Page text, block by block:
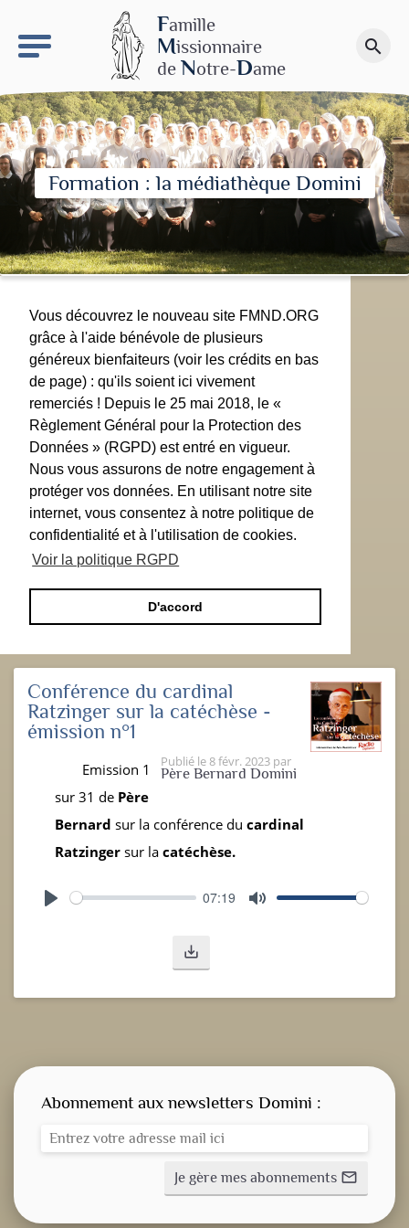
Famille
Missionnaire
de Notre-Dame
search
Faire un don
Formation : la médiathèque Domini
Vous découvrez le nouveau site FMND.ORG
grâce à l'aide bénévole de plusieurs
généreux bienfaiteurs (voir les crédits en bas
de page) : qu'ils soient ici vivement
remerciés ! Depuis le 25 mai 2018, le «
Règlement Général pour la Protection des
Données » (RGPD) est entré en vigueur.
Nous vous assurons de notre engagement à
protéger vos données. En utilisant notre site
internet, vous consentez à notre politique de
confidentialité et à l'utilisation de cookies.
Voir la politique RGPD
D'accord
Conférence du cardinal
Ratzinger sur la catéchèse -
émission n°1
Publié le8 févr. 2023 par
Père Bernard Domini
Emission 1
sur 31 de Père
Bernard sur la conférence du cardinal
Ratzinger sur la catéchèse.
07:19
save_alt
Abonnement aux newsletters Domini :
Je gère mes abonnements mail_outline